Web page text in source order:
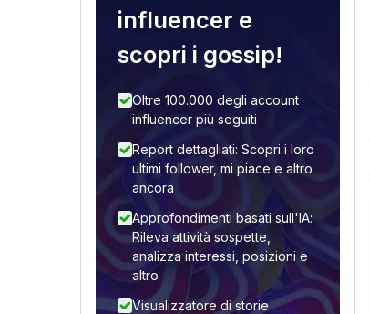
influencer e
scopri i gossip!
Oltre 100.000 degli account
influencer più seguiti
Report dettagliati: Scopri i loro
ultimi follower, mi piace e altro
ancora
Approfondimenti basati sull'IA:
Rileva attività sospette,
analizza interessi, posizioni e
altro
Visualizzatore di storie